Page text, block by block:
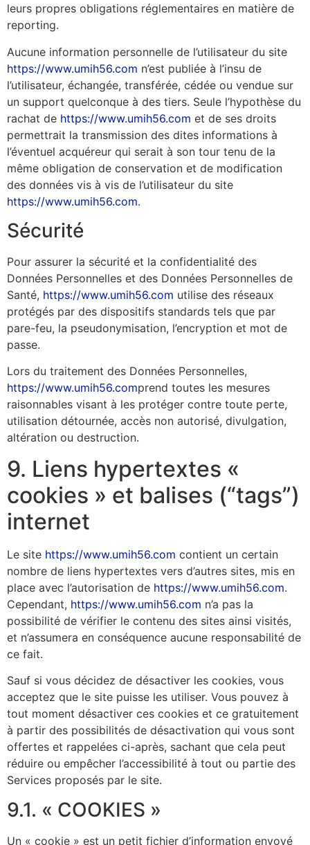
leurs propres obligations réglementaires en matière de
reporting.
Aucune information personnelle de l’utilisateur du site
https://www.umih56.com n’est publiée à l’insu de
l’utilisateur, échangée, transférée, cédée ou vendue sur
un support quelconque à des tiers. Seule l’hypothèse du
rachat de https://www.umih56.com et de ses droits
permettrait la transmission des dites informations à
l’éventuel acquéreur qui serait à son tour tenu de la
même obligation de conservation et de modification
des données vis à vis de l’utilisateur du site
https://www.umih56.com.
Sécurité
Pour assurer la sécurité et la confidentialité des
Données Personnelles et des Données Personnelles de
Santé, https://www.umih56.com utilise des réseaux
protégés par des dispositifs standards tels que par
pare-feu, la pseudonymisation, l’encryption et mot de
passe.
Lors du traitement des Données Personnelles,
https://www.umih56.comprend toutes les mesures
raisonnables visant à les protéger contre toute perte,
utilisation détournée, accès non autorisé, divulgation,
altération ou destruction.
9. Liens hypertextes «
cookies » et balises (“tags”)
internet
Le site https://www.umih56.com contient un certain
nombre de liens hypertextes vers d’autres sites, mis en
place avec l’autorisation de https://www.umih56.com.
Cependant, https://www.umih56.com n’a pas la
possibilité de vérifier le contenu des sites ainsi visités,
et n’assumera en conséquence aucune responsabilité de
ce fait.
Sauf si vous décidez de désactiver les cookies, vous
acceptez que le site puisse les utiliser. Vous pouvez à
tout moment désactiver ces cookies et ce gratuitement
à partir des possibilités de désactivation qui vous sont
offertes et rappelées ci-après, sachant que cela peut
réduire ou empêcher l’accessibilité à tout ou partie des
Services proposés par le site.
9.1. « COOKIES »
Un « cookie » est un petit fichier d’information envoyé